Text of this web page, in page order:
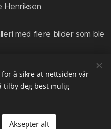
Henriksen
med flere bilder som ble
å sikre at nettsiden vår
tilby deg best mulig
Aksepter alt